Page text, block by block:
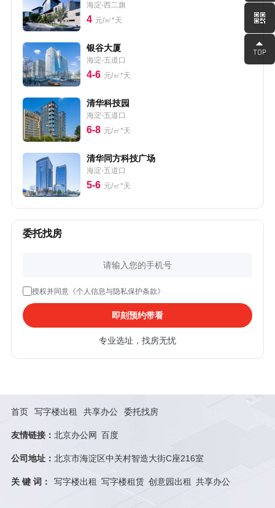
海淀-西二旗
4 元/㎡*天
银谷大厦
海淀-五道口
4-6 元/㎡*天
清华科技园
海淀-五道口
6-8 元/㎡*天
清华同方科技广场
海淀-五道口
5-6 元/㎡*天
委托找房
授权并同意《个人信息与隐私保护条款》
即刻预约带看
专业选址，找房无忧
首页 写字楼出租 共享办公 委托找房
友情链接： 北京办公网 百度
公司地址： 北京市海淀区中关村智造大街C座216室
关 键 词： 写字楼出租 写字楼租赁 创意园出租 共享办公